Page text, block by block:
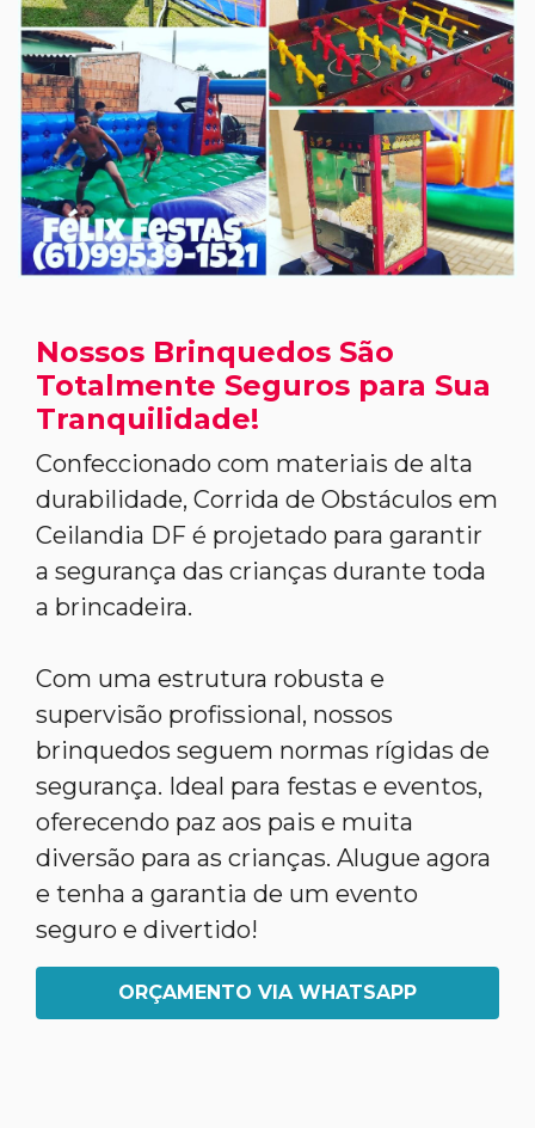
Nossos Brinquedos São
Totalmente Seguros para Sua
Tranquilidade!
Confeccionado com materiais de alta
durabilidade, Corrida de Obstáculos em
Ceilandia DF é projetado para garantir
a segurança das crianças durante toda
a brincadeira.
Com uma estrutura robusta e
supervisão profissional, nossos
brinquedos seguem normas rígidas de
segurança. Ideal para festas e eventos,
oferecendo paz aos pais e muita
diversão para as crianças. Alugue agora
e tenha a garantia de um evento
seguro e divertido!
ORÇAMENTO VIA WHATSAPP